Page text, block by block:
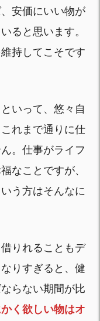
安価にいい物が
ると思います。
持してこそです
いって、悠々自
れまで通りに仕
。仕事がライフ
なことですが、
う方はそんなに
りれることもデ
りすぎると、健
らない期間が比
く欲しい物はオ